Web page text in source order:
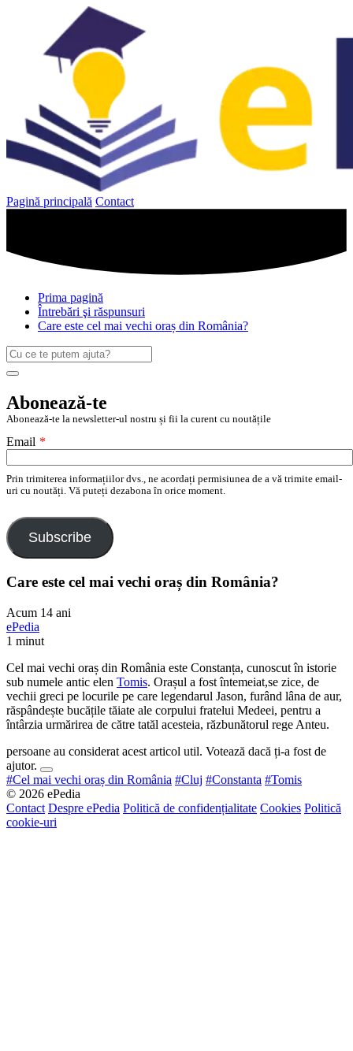
Pagină principală Contact
Prima pagină
Întrebări şi răspunsuri
Care este cel mai vechi oraș din România?
Caută
după:
Search
Abonează-te
Abonează-te la newsletter-ul nostru și fii la curent cu noutățile
Email *
Prin trimiterea informațiilor dvs., ne acordați permisiunea de a vă trimite email-
uri cu noutăți. Vă puteți dezabona în orice moment.
Subscribe
Care este cel mai vechi oraș din România?
Acum 14 ani
ePedia
1 minut
Cel mai vechi oraș din România este Constanța, cunoscut în istorie
sub numele antic elen Tomis. Orașul a fost întemeiat,se zice, de
vechii greci pe locurile pe care legendarul Jason, furând lâna de aur,
răspândește bucățile tăiate ale corpului fratelui Medeei, pentru a
întârzia urmărirea de către tatăl acesteia, răzbunătorul rege Anteu.
persoane au considerat acest articol util. Votează dacă ți-a fost de
ajutor.
#Cel mai vechi oraș din România #Cluj #Constanta #Tomis
© 2026 ePedia
Contact Despre ePedia Politică de confidențialitate Cookies Politică
cookie-uri